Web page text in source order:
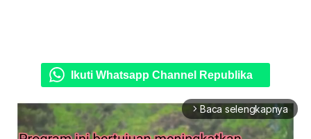
Ikuti Whatsapp Channel Republika
arrow_forward_ios Baca selengkapnya